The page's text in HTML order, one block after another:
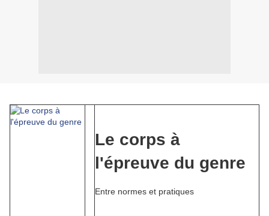
Le corps à
l'épreuve du genre
Entre normes et pratiques